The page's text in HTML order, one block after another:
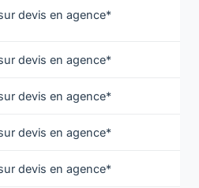
devis en agence*
devis en agence*
devis en agence*
devis en agence*
devis en agence*